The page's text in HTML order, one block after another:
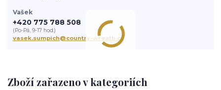
Zboží zařazeno v kategoriích
Vašek
+420 775 788 508
(Po-Pá, 9-17 hod.)
vasek.sumpich@country-wreath.cz